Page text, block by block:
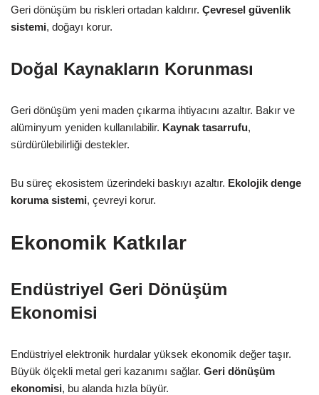
Geri dönüşüm bu riskleri ortadan kaldırır. Çevresel güvenlik
sistemi, doğayı korur.
Doğal Kaynakların Korunması
Geri dönüşüm yeni maden çıkarma ihtiyacını azaltır. Bakır ve
alüminyum yeniden kullanılabilir. Kaynak tasarrufu,
sürdürülebilirliği destekler.
Bu süreç ekosistem üzerindeki baskıyı azaltır. Ekolojik denge
koruma sistemi, çevreyi korur.
Ekonomik Katkılar
Endüstriyel Geri Dönüşüm
Ekonomisi
Endüstriyel elektronik hurdalar yüksek ekonomik değer taşır.
Büyük ölçekli metal geri kazanımı sağlar. Geri dönüşüm
ekonomisi, bu alanda hızla büyür.